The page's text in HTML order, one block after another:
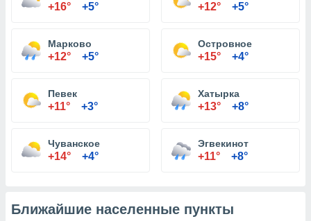
+16° +5° +12° +5°
Марково
+12° +5°
Островное
+15° +4°
Певек
+11° +3°
Хатырка
+13° +8°
Чуванское
+14° +4°
Эгвекинот
+11° +8°
Ближайшие населенные пункты